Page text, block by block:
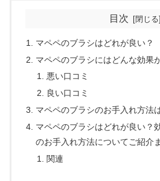
目次
マペペのブラシはどれが良い？
マペペのブラシにはどんな効果
悪い口コミ
良い口コミ
マペペのブラシのお手入れ方法
マペペのブラシはどれが良い？
のお手入れ方法についてご紹介
関連